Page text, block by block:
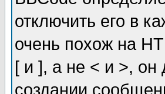
отключить его в
очень похож на
[ и ], а не < и >, он
создании